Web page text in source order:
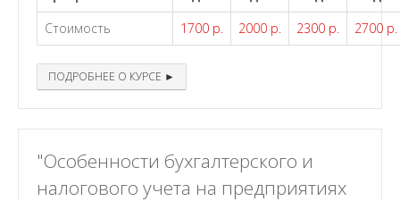
Стоимость
1700 р. 2000 р. 2300 р. 2700 р.
ПОДРОБНЕЕ О КУРСЕ ►
"Особенности бухгалтерского и
налогового учета на предприятиях